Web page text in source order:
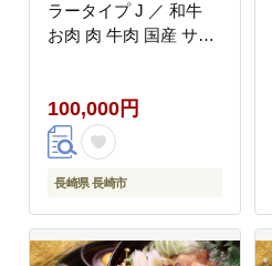
ラータイプ J ／ 和牛
お肉 肉 牛肉 国産 サー
り 長崎県 長崎市
100,000円
長崎県 長崎市